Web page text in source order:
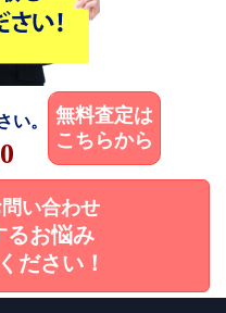
い。
無料査定は
こちらから
い合わせ
るお悩み
ださい！